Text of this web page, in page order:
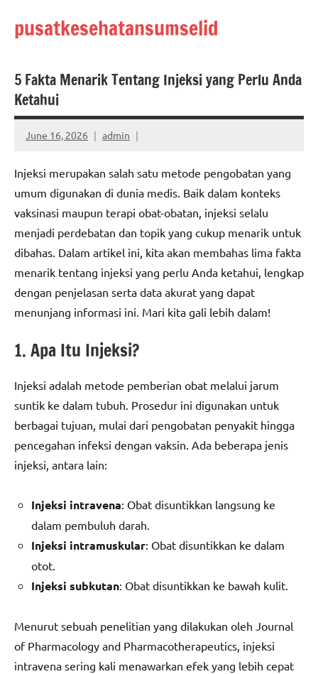
pusatkesehatansumselid
5 Fakta Menarik Tentang Injeksi yang Perlu Anda
Ketahui
June 16, 2026 admin
Injeksi merupakan salah satu metode pengobatan yang
umum digunakan di dunia medis. Baik dalam konteks
vaksinasi maupun terapi obat-obatan, injeksi selalu
menjadi perdebatan dan topik yang cukup menarik untuk
dibahas. Dalam artikel ini, kita akan membahas lima fakta
menarik tentang injeksi yang perlu Anda ketahui, lengkap
dengan penjelasan serta data akurat yang dapat
menunjang informasi ini. Mari kita gali lebih dalam!
1. Apa Itu Injeksi?
Injeksi adalah metode pemberian obat melalui jarum
suntik ke dalam tubuh. Prosedur ini digunakan untuk
berbagai tujuan, mulai dari pengobatan penyakit hingga
pencegahan infeksi dengan vaksin. Ada beberapa jenis
injeksi, antara lain:
Injeksi intravena: Obat disuntikkan langsung ke
dalam pembuluh darah.
Injeksi intramuskular: Obat disuntikkan ke dalam
otot.
Injeksi subkutan: Obat disuntikkan ke bawah kulit.
Menurut sebuah penelitian yang dilakukan oleh Journal
of Pharmacology and Pharmacotherapeutics, injeksi
intravena sering kali menawarkan efek yang lebih cepat